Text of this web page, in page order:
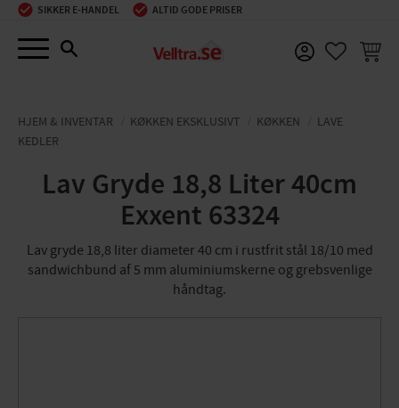
Menu
SIKKER E-HANDEL ALTID GODE PRISER
HJEM & INVENTAR KØKKEN EKSKLUSIVT KØKKEN
LAVE
KEDLER
Lav Gryde 18,8 Liter 40cm
Exxent 63324
Lav gryde 18,8 liter diameter 40 cm i rustfrit stål 18/10 med
sandwichbund af 5 mm aluminiumskerne og grebsvenlige
håndtag.